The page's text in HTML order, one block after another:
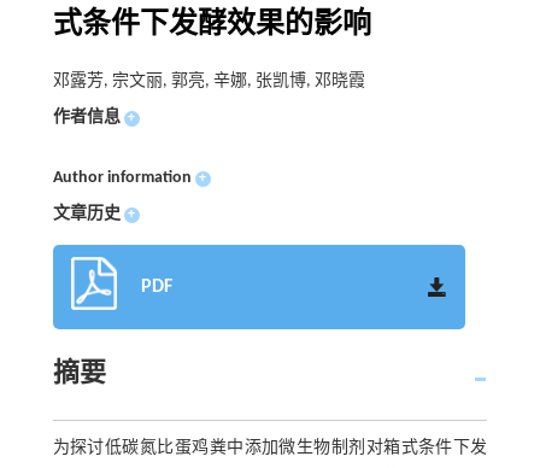
式条件下发酵效果的影响
邓露芳, 宗文丽, 郭亮, 辛娜, 张凯博, 邓晓霞
作者信息 +
Author information +
文章历史 +
PDF
摘要
为探讨低碳氮比蛋鸡粪中添加微生物制剂对箱式条件下发